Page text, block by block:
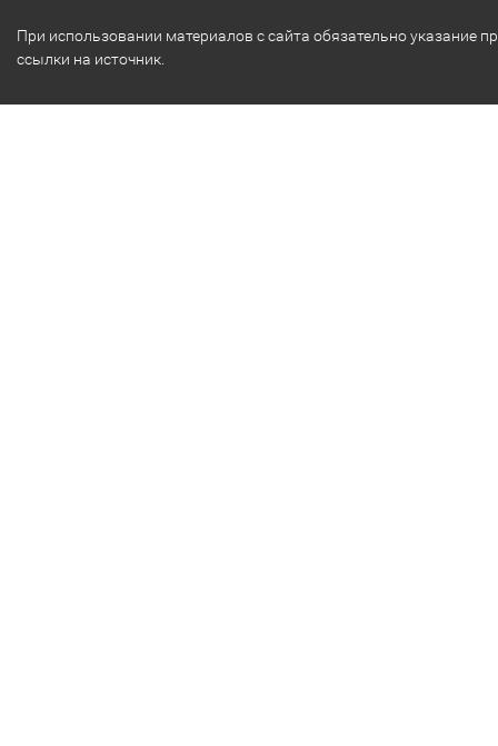
При использовании материалов с сайта обязательно указание
ссылки на источник.